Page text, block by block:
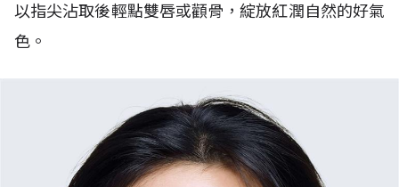
以指尖沾取後輕點雙唇或顴骨，綻放紅潤自然的好氣
色。